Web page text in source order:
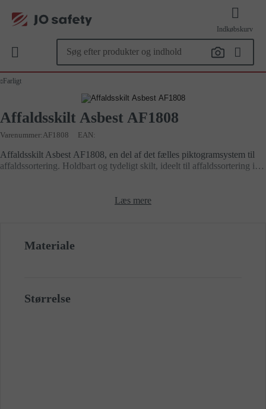
Indkøbskurv
Farligt
Affaldsskilt Asbest AF1808
Varenummer AF1808 EAN:
Affaldsskilt Asbest AF1808, en del af det fælles piktogramsystem til
affaldssortering. Holdbart og tydeligt skilt, ideelt til affaldssortering i
Læs mere
Materiale
Størrelse